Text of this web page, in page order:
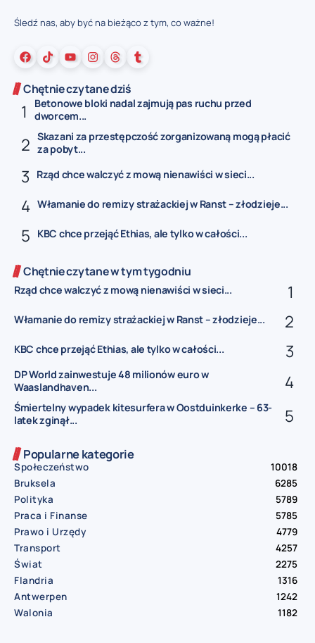
Śledź nas, aby być na bieżąco z tym, co ważne!
Chętnie czytane dziś
Betonowe bloki nadal zajmują pas ruchu przed
dworcem...
Skazani za przestępczość zorganizowaną mogą płacić
za pobyt...
Rząd chce walczyć z mową nienawiści w sieci...
Włamanie do remizy strażackiej w Ranst – złodzieje...
KBC chce przejąć Ethias, ale tylko w całości...
Chętnie czytane w tym tygodniu
Rząd chce walczyć z mową nienawiści w sieci...
Włamanie do remizy strażackiej w Ranst – złodzieje...
KBC chce przejąć Ethias, ale tylko w całości...
DP World zainwestuje 48 milionów euro w
Waaslandhaven...
Śmiertelny wypadek kitesurfera w Oostduinkerke – 63-
latek zginął...
Popularne kategorie
Społeczeństwo
10018
Bruksela
6285
Polityka
5789
Praca i Finanse
5785
Prawo i Urzędy
4779
Transport
4257
Świat
2275
Flandria
1316
Antwerpen
1242
Walonia
1182